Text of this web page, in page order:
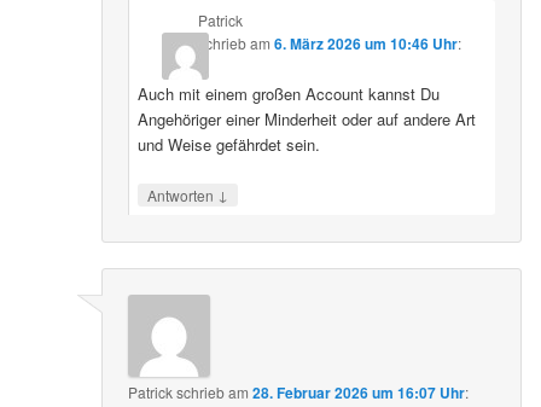
Patrick
schriebam 6. März 2026 um 10:46 Uhr:
Auch mit einem großen Account kannst Du
Angehöriger einer Minderheit oder auf andere Art
und Weise gefährdet sein.
Antworten ↓
Patrickschriebam28. Februar 2026 um 16:07 Uhr: